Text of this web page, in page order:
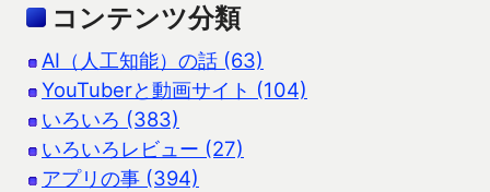
コンテンツ分類
AI（人工知能）の話 (63)
YouTuberと動画サイト (104)
いろいろ (383)
いろいろレビュー (27)
アプリの事 (394)